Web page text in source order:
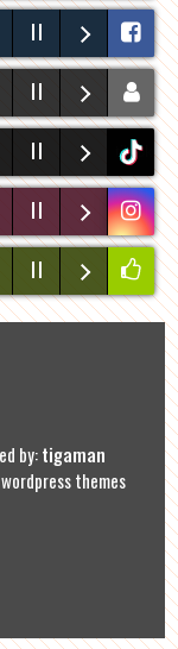
20 ÓRAKOR A
28 ÉVES FÉRFIT
PARKOLÓBÓL INDUL
tiktok
AMÉLIE MÓDRA
ÉS MIKOR SZABADUL FEL?
by:tigaman
themes